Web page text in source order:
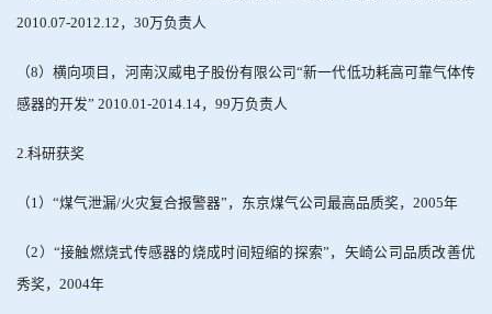
2010.07-2012.12 ， 30万负责人
（8）横向项目，河南汉威电子股份有限公司“新一代低功耗高可靠气体传
感器的开发” 2010.01-2014.14， 99万负责人
2.科研获奖
（1） “煤气泄漏/火灾复合报警器” ，东京煤气公司最高品质奖， 2005年
（2 ） “接触燃烧式传感器的烧成时间短缩的探索” ，矢崎公司品质改善优
秀奖， 2004年